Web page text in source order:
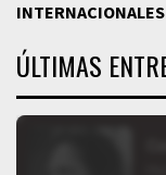
INTERNACIONALES
ÚLTIMAS